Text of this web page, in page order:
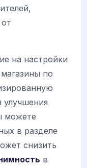
на настройки
по
улучшения
можете
в разделе
снизить
в